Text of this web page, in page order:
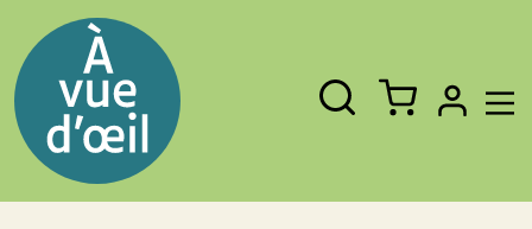
Fermer
Rechercher
un
livre,
un
auteur,
un
EAN